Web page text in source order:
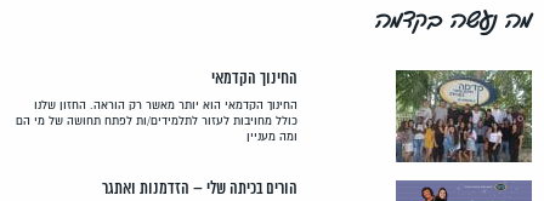
מה נעשה בקדמה
החינוך הקדמאי
החינוך הקדמאי הוא יותר מאשר רק הוראה. החזון שלנו
כולל מחויבות לעזור לתלמידים/ות לפתח תחושה של מי הם
ומה מעניין
הורים בכיתה שלי – הזדמנות ואתגר